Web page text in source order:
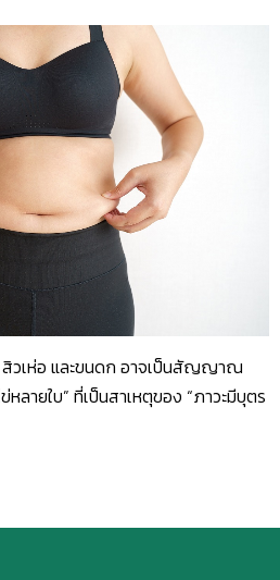
สิวเห่อ และขนดก อาจเป็นสัญญาณ
หลายใบ” ที่เป็นสาเหตุของ “ภาวะมีบุตร